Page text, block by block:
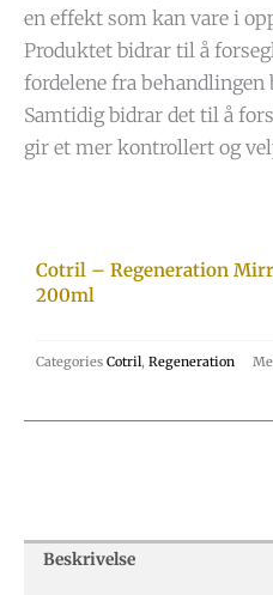
en effekt som kan vare i
Produktet bidrar til å
fordelene fra
Samtidig bidrar det til å
gir et mer kontrollert og
Cotril – Regeneration
200ml
Categories Cotril, Regeneration
Beskrivelse